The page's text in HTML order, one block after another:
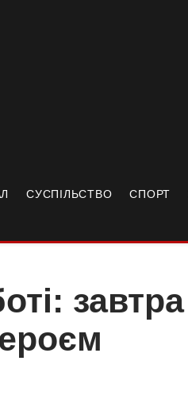
СУСПІЛЬСТВО СПОРТ